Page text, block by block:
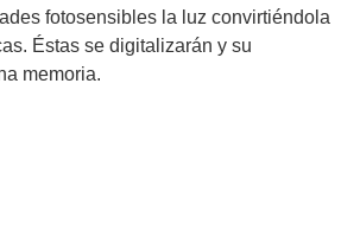
fotosensibles la luz convirtiéndola
Éstas se digitalizarán y su
memoria.